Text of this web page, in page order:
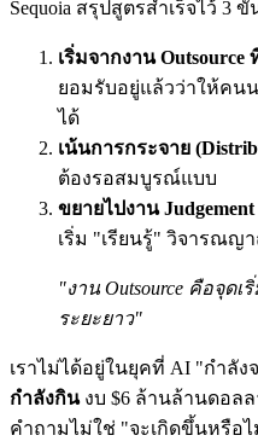
Sequoia สรุปสูตรสำเร็จไว้ 3 ขั้
เริ่มจากงาน Outsource
ยอมรับอยู่แล้วว่าให้คน
ได้
เน้นการกระจาย
ต้องรอสมบูรณ์แบบ
ขยายไปงาน Judgement
เริ่ม "เรียนรู้" วิจารณ
"งาน Outsource คือจุด
ระยะยาว"
เราไม่ได้อยู่ในยุคที่ AI "กำลั
กำลังกินงบ $6 ล้านล้านดอล
คำถามไม่ใช่ "จะเกิดขึ้นหรือ